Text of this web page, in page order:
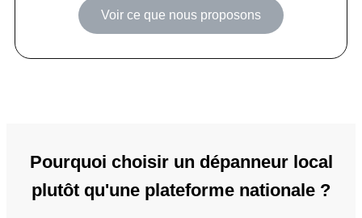
Voir ce que nous proposons
Pourquoi choisir un dépanneur local
plutôt qu'une plateforme nationale ?